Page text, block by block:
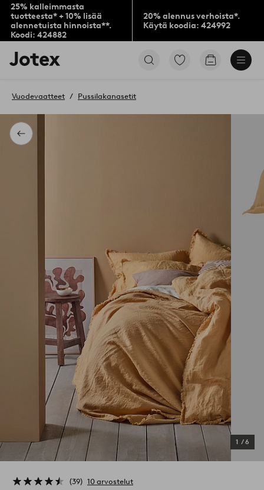
25% kalleimmasta
tuotteesta* + 10% lisää
alennetuista hinnoista**.
Koodi: 424882
20% alennus verhoista*.
Käytä koodia: 424992
Jotex-
logo
aloitussivulle
Siirry
Siirry
Takaisin
Vuodevaatteet Pussilakanasetit
1 /6
39 10 arvostelut